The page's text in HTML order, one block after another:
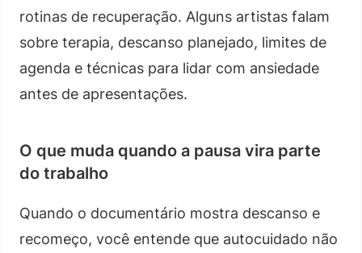
rotinas de recuperação. Alguns artistas falam
sobre terapia, descanso planejado, limites de
agenda e técnicas para lidar com ansiedade
antes de apresentações.
O que muda quando a pausa vira parte
do trabalho
Quando o documentário mostra descanso e
recomeço, você entende que autocuidado não